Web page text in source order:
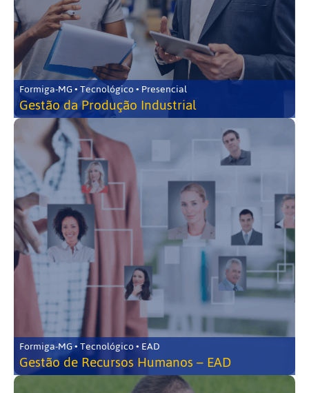
Formiga-MG • Tecnológico • Presencial
Gestão da Produção Industrial
Formiga-MG • Tecnológico • EAD
Gestão de Recursos Humanos – EAD